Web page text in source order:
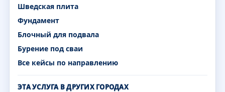
Шведская плита
Фундамент
Блочный для подвала
Бурение под сваи
Все кейсы по направлению
ЭТА УСЛУГА В ДРУГИХ ГОРОДАХ